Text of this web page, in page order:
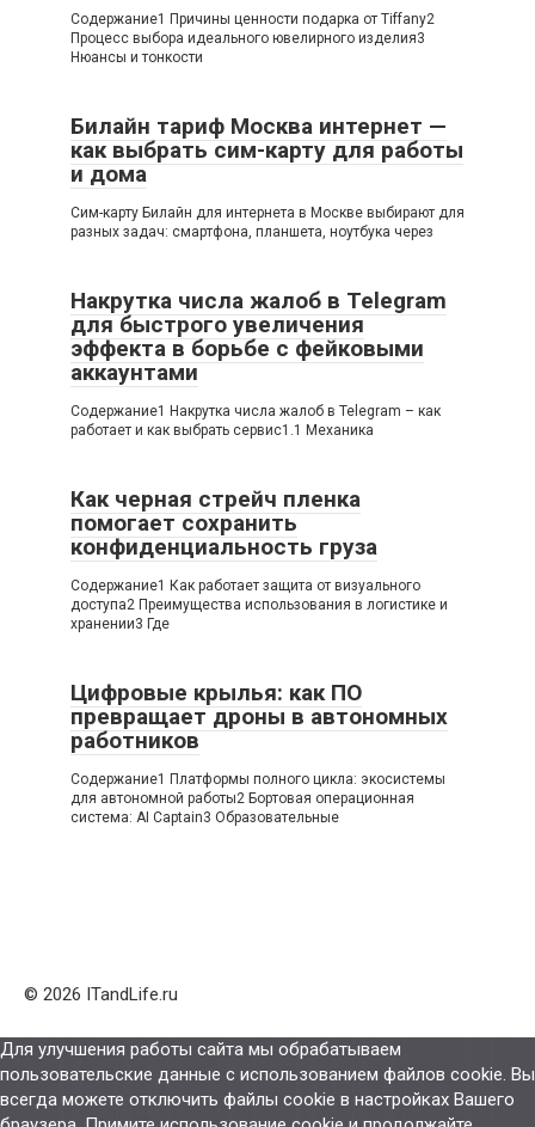
Содержание1 Причины ценности подарка от Tiffany2
Процесс выбора идеального ювелирного изделия3
Нюансы и тонкости
Билайн тариф Москва интернет —
как выбрать сим-карту для работы
и дома
Сим-карту Билайн для интернета в Москве выбирают для
разных задач: смартфона, планшета, ноутбука через
Накрутка числа жалоб в Telegram
для быстрого увеличения
эффекта в борьбе с фейковыми
аккаунтами
Содержание1 Накрутка числа жалоб в Telegram – как
работает и как выбрать сервис1.1 Механика
Как черная стрейч пленка
помогает сохранить
конфиденциальность груза
Содержание1 Как работает защита от визуального
доступа2 Преимущества использования в логистике и
хранении3 Где
Цифровые крылья: как ПО
превращает дроны в автономных
работников
Содержание1 Платформы полного цикла: экосистемы
для автономной работы2 Бортовая операционная
система: AI Captain3 Образовательные
© 2026 ITandLife.ru
Для улучшения работы сайта мы обрабатываем
пользовательские данные с использованием файлов cookie. Вы
всегда можете отключить файлы cookie в настройках Вашего